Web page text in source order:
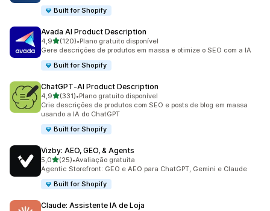
Built for Shopify
Avada AI Product Description
4,9de 5 estrelas
(120)
120 avaliações ao todo
•Plano gratuito disponível
Gere descrições de produtos em massa e otimize o SEO com a IA
Built for Shopify
ChatGPT‑AI Product Description
4,9de 5 estrelas
(331)
331 avaliações ao todo
•Plano gratuito disponível
Crie descrições de produtos com SEO e posts de blog em massa
usando a IA do ChatGPT
Built for Shopify
Vizby: AEO, GEO, & Agents
5,0de 5 estrelas
(25)
25 avaliações ao todo
•Avaliação gratuita
Agentic Storefront: GEO e AEO para ChatGPT, Gemini e Claude
Built for Shopify
Claude: Assistente IA de Loja